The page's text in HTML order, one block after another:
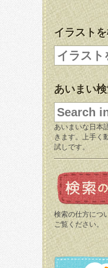
イラスト
あいまい
あいまいな日本
きます。上手く
試しです。
検索の仕方につ
ご覧ください。